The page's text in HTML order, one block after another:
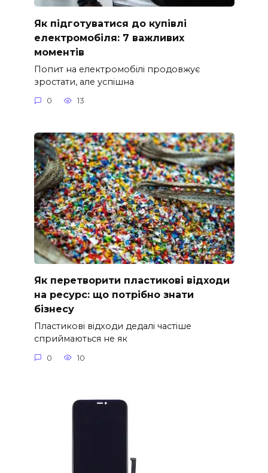
Як підготуватися до купівлі
електромобіля: 7 важливих
моментів
Попит на електромобілі продовжує
зростати, але успішна
0 13
Як перетворити пластикові відходи
на ресурс: що потрібно знати
бізнесу
Пластикові відходи дедалі частіше
сприймаються не як
0 10